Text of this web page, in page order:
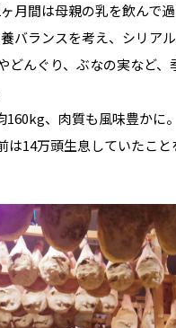
月間は母親の乳を飲んで過
バランスを考え、シリア
どんぐり、ぶなの実など
、肉質も風味豊かに。
14万頭生息していたこ